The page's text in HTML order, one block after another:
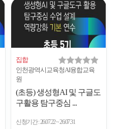
집합
인천광역시교육청AI융합교육
원
(초등) 생성형AI 및 구글도
구활용 탐구중심 ...
신청기간 26.07.22 ~ 26.07.31